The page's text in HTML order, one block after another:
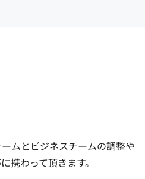
ムとビジネスチームの調整や
携わって頂きます。